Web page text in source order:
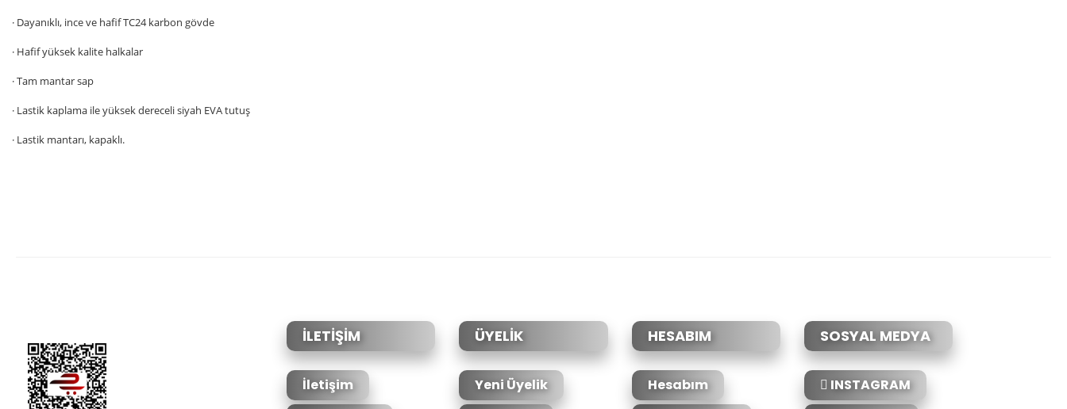
· Dayanıklı, ince ve hafif TC24 karbon gövde
· Hafif yüksek kalite halkalar
· Tam mantar sap
· Lastik kaplama ile yüksek dereceli siyah EVA tutuş
· Lastik mantarı, kapaklı.
Ürün fiyatı diğer sitelerden daha pahalı.
Bu ürüne benzer farklı alternatifler olmalı.
İLETİŞİM
İletişim
ÜYELİK
Yeni Üyelik
HESABIM
Hesabım
SOSYAL MEDYA
INSTAGRAM